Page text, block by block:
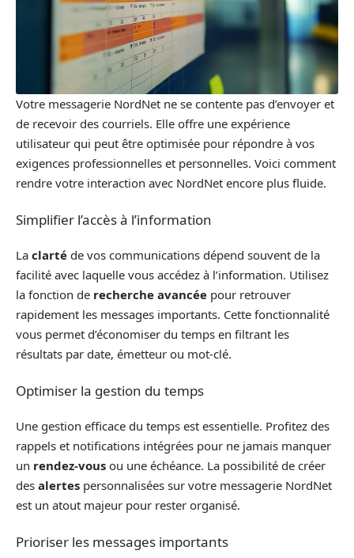
Votre messagerie NordNet ne se contente pas d’envoyer et
de recevoir des courriels. Elle offre une expérience
utilisateur qui peut être optimisée pour répondre à vos
exigences professionnelles et personnelles. Voici comment
rendre votre interaction avec NordNet encore plus fluide.
Simplifier l’accès à l’information
La clarté de vos communications dépend souvent de la
facilité avec laquelle vous accédez à l’information. Utilisez
la fonction de recherche avancée pour retrouver
rapidement les messages importants. Cette fonctionnalité
vous permet d’économiser du temps en filtrant les
résultats par date, émetteur ou mot-clé.
Optimiser la gestion du temps
Une gestion efficace du temps est essentielle. Profitez des
rappels et notifications intégrées pour ne jamais manquer
un rendez-vous ou une échéance. La possibilité de créer
des alertes personnalisées sur votre messagerie NordNet
est un atout majeur pour rester organisé.
Prioriser les messages importants